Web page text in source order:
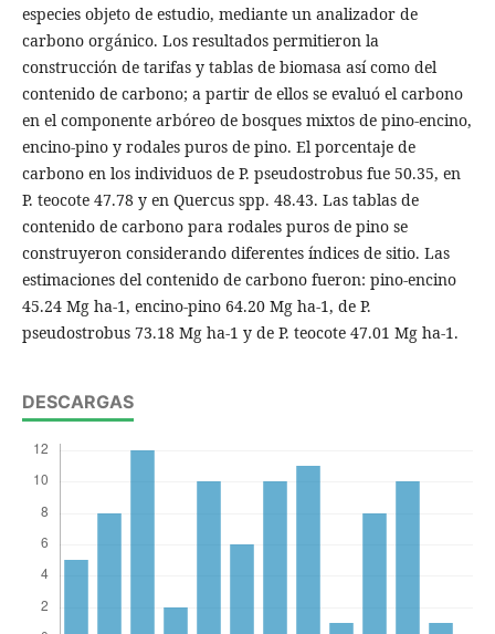
especies objeto de estudio, mediante un analizador de
carbono orgánico. Los resultados permitieron la
construcción de tarifas y tablas de biomasa así como del
contenido de carbono; a partir de ellos se evaluó el carbono
en el componente arbóreo de bosques mixtos de pino-encino,
encino-pino y rodales puros de pino. El porcentaje de
carbono en los individuos de P. pseudostrobus fue 50.35, en
P. teocote 47.78 y en Quercus spp. 48.43. Las tablas de
contenido de carbono para rodales puros de pino se
construyeron considerando diferentes índices de sitio. Las
estimaciones del contenido de carbono fueron: pino-encino
45.24 Mg ha-1, encino-pino 64.20 Mg ha-1, de P.
pseudostrobus 73.18 Mg ha-1 y de P. teocote 47.01 Mg ha-1.
DESCARGAS